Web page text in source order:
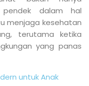
dalam hal
menjaga kesehatan
terutama ketika
yang panas
untuk Anak